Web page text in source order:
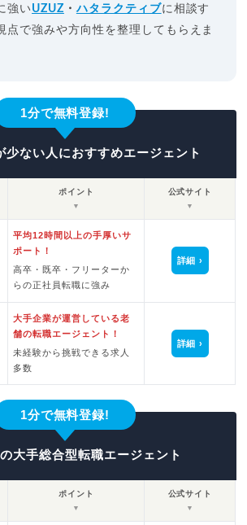
強い UZUZ ・ハタラクティブに相談す
点で強みや方向性を整理してもらえま
1分で無料登録!
少ない人におすすめエージェント
ポイント
▼
公式サイト
▼
平均12時間以上の手厚いサ
ポート！
高卒・既卒・フリーターか
らの正社員転職に強み
詳細
大手企業が運営している老
舗の転職エージェント！
未経験から挑戦できる求人
多数
詳細
1分で無料登録!
大手総合型転職エージェント
ポイント
▼
公式サイト
▼